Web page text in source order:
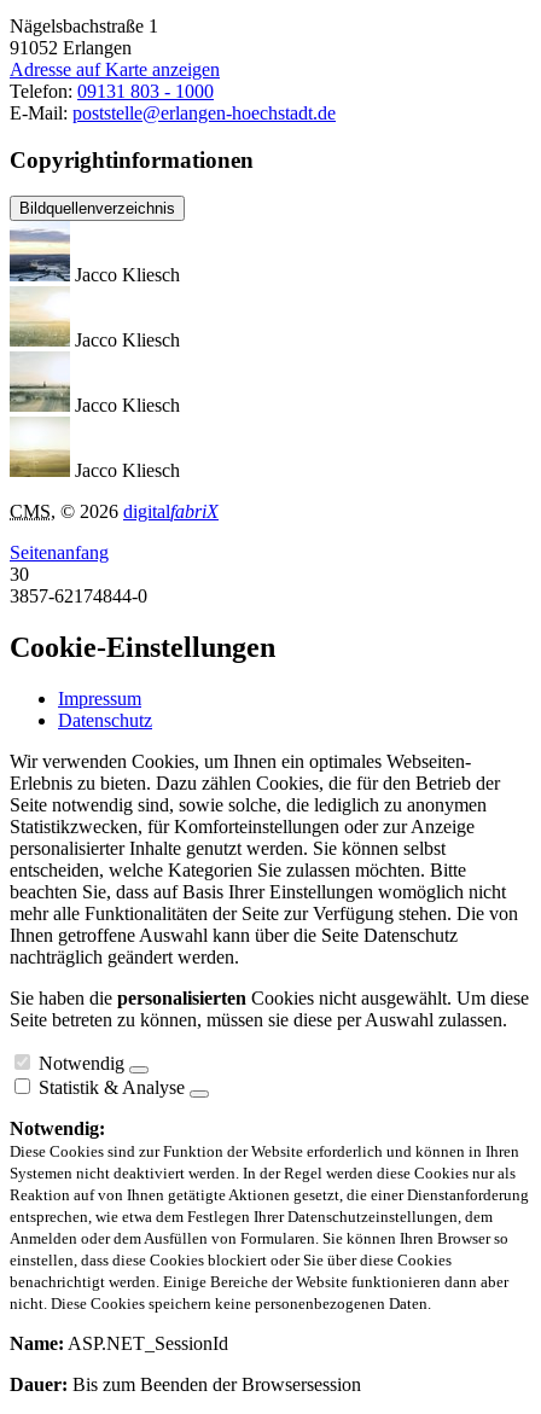
Nägelsbachstraße 1
91052 Erlangen
Adresse auf Karte anzeigen
Telefon: 09131 803 - 1000
E-Mail: poststelle@erlangen-hoechstadt.de
Copyrightinformationen
Bildquellenverzeichnis
Jacco Kliesch
Jacco Kliesch
Jacco Kliesch
Jacco Kliesch
CMS, © 2026 digitalfabriX
Seitenanfang
30
3857-62174844-0
Cookie-Einstellungen
Impressum
Datenschutz
Wir verwenden Cookies, um Ihnen ein optimales Webseiten-
Erlebnis zu bieten. Dazu zählen Cookies, die für den Betrieb der
Seite notwendig sind, sowie solche, die lediglich zu anonymen
Statistikzwecken, für Komforteinstellungen oder zur Anzeige
personalisierter Inhalte genutzt werden. Sie können selbst
entscheiden, welche Kategorien Sie zulassen möchten. Bitte
beachten Sie, dass auf Basis Ihrer Einstellungen womöglich nicht
mehr alle Funktionalitäten der Seite zur Verfügung stehen. Die von
Ihnen getroffene Auswahl kann über die Seite Datenschutz
nachträglich geändert werden.
Sie haben die personalisierten Cookies nicht ausgewählt. Um diese
Seite betreten zu können, müssen sie diese per Auswahl zulassen.
Notwendig
Statistik & Analyse
Notwendig:
Diese Cookies sind zur Funktion der Website erforderlich und können in Ihren
Systemen nicht deaktiviert werden. In der Regel werden diese Cookies nur als
Reaktion auf von Ihnen getätigte Aktionen gesetzt, die einer Dienstanforderung
entsprechen, wie etwa dem Festlegen Ihrer Datenschutzeinstellungen, dem
Anmelden oder dem Ausfüllen von Formularen. Sie können Ihren Browser so
einstellen, dass diese Cookies blockiert oder Sie über diese Cookies
benachrichtigt werden. Einige Bereiche der Website funktionieren dann aber
nicht. Diese Cookies speichern keine personenbezogenen Daten.
Name: ASP.NET_SessionId
Dauer: Bis zum Beenden der Browsersession